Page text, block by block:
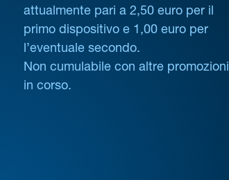
attualmente pari a 2,50 euro per il
primo dispositivo e 1,00 euro per
l’eventuale secondo.
Non cumulabile con altre promozioni
in corso.